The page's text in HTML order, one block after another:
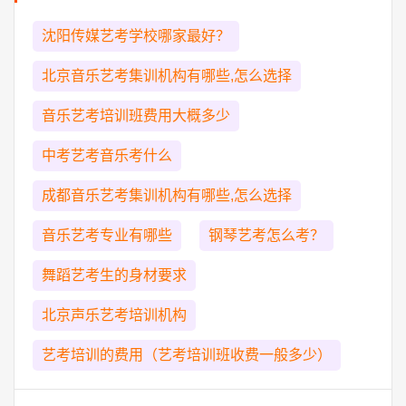
沈阳传媒艺考学校哪家最好？
北京音乐艺考集训机构有哪些,怎么选择
音乐艺考培训班费用大概多少
中考艺考音乐考什么
成都音乐艺考集训机构有哪些,怎么选择
音乐艺考专业有哪些 钢琴艺考怎么考？
舞蹈艺考生的身材要求
北京声乐艺考培训机构
艺考培训的费用（艺考培训班收费一般多少）